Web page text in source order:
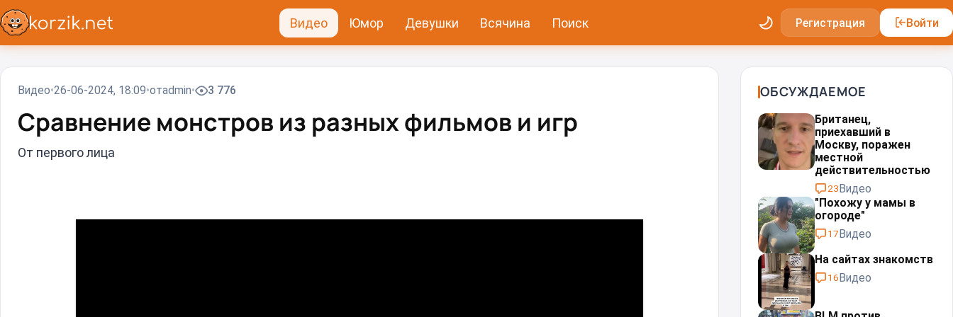
Видео Юмор Девушки Всячина Поиск Регистрация Войти
Видео 26-06-2024, 18:09 отadmin 3 776
Сравнение монстров из разных фильмов и игр
От первого лица
ОБСУЖДАЕМОЕ
Британец,
приехавший в
Москву, поражен
местной
действительностью⁠⁠
23Видео
"Похожу у мамы в
огороде"
17Видео
На сайтах знакомств
16Видео